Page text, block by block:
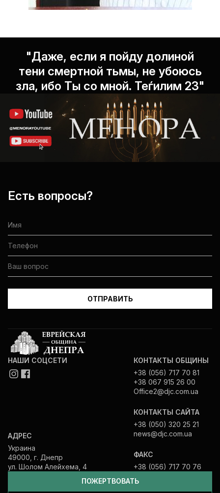
"Даже, если я пойду долиной
тени смертной тьмы, не убоюсь
зла, ибо Ты со мной. Теѓилим 23"
Есть вопросы?
ПОЖЕРТВОВАТЬ
НАШИ СОЦСЕТИ
АДРЕС
Украина
49000, г. Днепр
ул. Шолом Алейхема, 4
КОНТАКТЫ ОБЩИНЫ
+38 (056) 717 70 81
+38 067 915 26 00
Office2@djc.com.ua
КОНТАКТЫ САЙТА
+38 (050) 320 25 21
news@djc.com.ua
ФАКС
+38 (056) 717 70 76